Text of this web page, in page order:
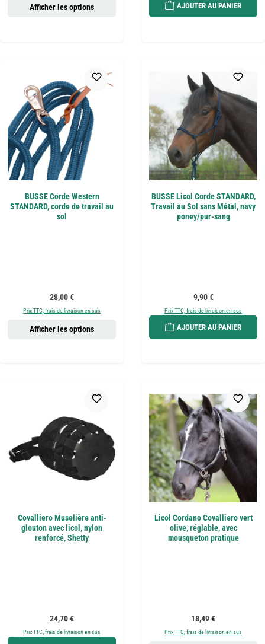
Afficher les options AJOUTER AU PANIER
BUSSE Corde Western
STANDARD, corde de travail au
sol
Prix régulier :
28,00 €
Prix TTC, frais de livraison en sus
Afficher les options
BUSSE Licol Corde STANDARD,
Travail au Sol sans Métal, navy
poney/pur-sang
Prix régulier :
9,90 €
Prix TTC, frais de livraison en sus
AJOUTER AU PANIER
Covalliero Muselière anti-
glouton avec licol, nylon
renforcé, Shetty
Prix régulier :
24,70 €
Prix TTC, frais de livraison en sus
Licol Cordano Covalliero vert
olive, réglable, avec
mousqueton pratique
Prix régulier :
18,49 €
Prix TTC, frais de livraison en sus